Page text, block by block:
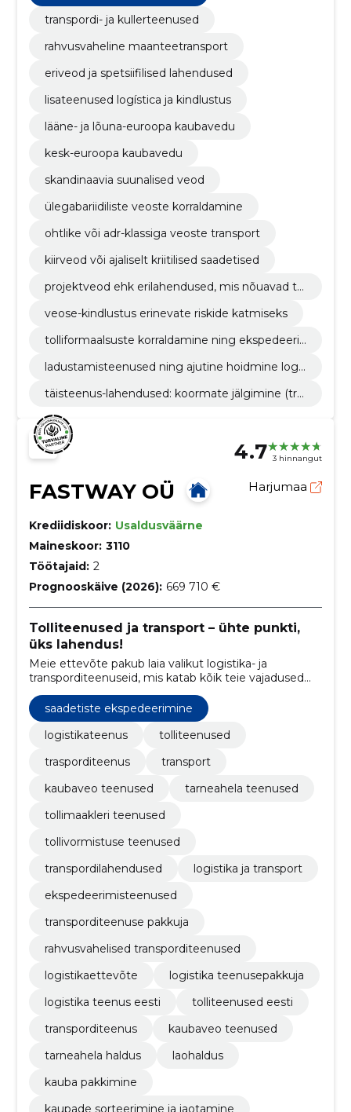
transpordi- ja kullerteenused
rahvusvaheline maanteetransport
eriveod ja spetsiifilised lahendused
lisateenused logística ja kindlustus
lääne- ja lõuna-euroopa kaubavedu
kesk-euroopa kaubavedu
skandinaavia suunalised veod
ülegabariidiliste veoste korraldamine
ohtlike või adr-klassiga veoste transport
kiirveod või ajaliselt kriitilised saadetised
projektveod ehk erilahendused, mis nõuavad täi
veose-kindlustus erinevate riskide katmiseks
tolliformaalsuste korraldamine ning ekspedeeri
ladustamisteenused ning ajutine hoidmine logis
täisteenus-lahendused: koormate jälgimine (tra
tsioon
4.7 3 hinnangut
FASTWAY OÜ Harjumaa
Krediidiskoor: Usaldusväärne
Maineskoor: 3110
Töötajaid: 2
Prognooskäive (2026): 669 710 €
Tolliteenused ja transport – ühte punkti,
üks lahendus!
Meie ettevõte pakub laia valikut logistika- ja
transporditeenuseid, mis katab kõik teie vajadused
alates tollivormistusest kuni kaubaveo ja
rahvusvaheliste transpordilahendusteni.
saadetiste ekspedeerimine
logistikateenus
tolliteenused
trasporditeenus
transport
kaubaveo teenused
tarneahela teenused
tollimaakleri teenused
tollivormistuse teenused
transpordilahendused
logistika ja transport
ekspedeerimisteenused
transporditeenuse pakkuja
rahvusvahelised transporditeenused
logistikaettevõte
logistika teenusepakkuja
logistika teenus eesti
tolliteenused eesti
transporditeenus
kaubaveo teenused
tarneahela haldus
laohaldus
kauba pakkimine
kaupade sorteerimine ja jaotamine